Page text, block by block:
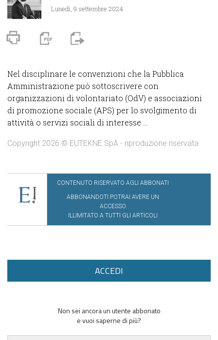
Lunedì, 9 settembre 2024
Nel disciplinare le convenzioni che la Pubblica
Amministrazione può sottoscrivere con
organizzazioni di volontariato (OdV) e associazioni
di promozione sociale (APS) per lo svolgimento di
attività o servizi sociali di interesse ...
Copyright 2026 © EUTEKNE SpA - riproduzione riservata
CONTENUTO RISERVATO AGLI ABBONATI
ABBONANDOTI POTRAI AVERE UN
ACCESSO
ILLIMITATO A TUTTI GLI ARTICOLI
ACCEDI
Non sei ancora un utente abbonato
e vuoi saperne di più?